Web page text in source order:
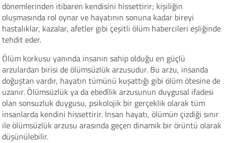
dönemlerinden itibaren kendisini hissettirir; kişiliğin
oluşmasında rol oynar ve hayatının sonuna kadar bireyi
hastalıklar, kazalar, afetler gibi çeşitli ölüm habercileri eşliğinde
tehdit eder.
Ölüm korkusu yanında insanın sahip olduğu en güçlü
arzulardan birisi de ölümsüzlük arzusudur. Bu arzu, insanda
doğuştan vardır, hayatın tümünü kuşattığı gibi ölüm ötesine de
uzanır. Ölümsüzlük ya da ebedîlik arzusunun duygusal ifadesi
olan sonsuzluk duygusu, psikolojik bir gerçeklik olarak tüm
insanlarda kendini hissettirir. İnsan hayatı, ölümün çizdiği sınır
ile ölümsüzlük arzusu arasında geçen dinamik bir örüntü olarak
düşünülebilir.